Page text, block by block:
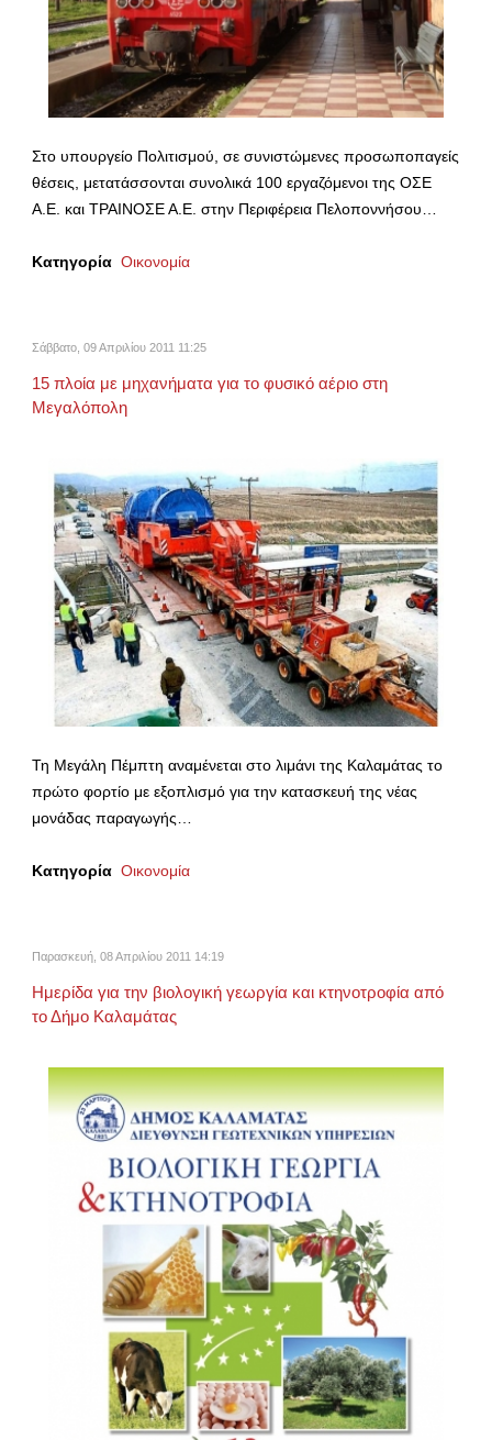
Στο υπουργείο Πολιτισμού, σε συνιστώμενες προσωποπαγείς
θέσεις, μετατάσσονται συνολικά 100 εργαζόμενοι της ΟΣΕ
Α.Ε. και ΤΡΑΙΝΟΣΕ Α.Ε. στην Περιφέρεια Πελοποννήσου…
Κατηγορία Οικονομία
Σάββατο, 09 Απριλίου 2011 11:25
15 πλοία με μηχανήματα για το φυσικό αέριο στη
Μεγαλόπολη
Τη Μεγάλη Πέμπτη αναμένεται στο λιμάνι της Καλαμάτας το
πρώτο φορτίο με εξοπλισμό για την κατασκευή της νέας
μονάδας παραγωγής…
Κατηγορία Οικονομία
Παρασκευή, 08 Απριλίου 2011 14:19
Ημερίδα για την βιολογική γεωργία και κτηνοτροφία από
το Δήμο Καλαμάτας